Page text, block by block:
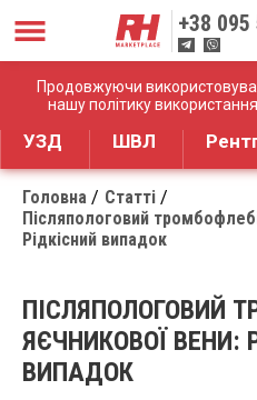
Продовжуючи
нашу політику
+38 095
Дистрибуція
УЗД ШВЛ
Головна
Статті
Післяпологовий
Рідкісний випадок
ПІСЛЯПОЛОГОВИЙ
ЯЄЧНИКОВОЇ ВЕНИ:
ВИПАДОК